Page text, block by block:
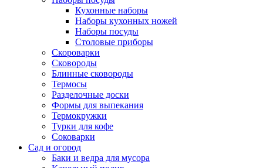
Кухонные наборы
Наборы кухонных ножей
Наборы посуды
Столовые приборы
Скороварки
Сковороды
Блинные сковороды
Термосы
Разделочные доски
Формы для выпекания
Термокружки
Турки для кофе
Соковарки
Сад и огород
Баки и ведра для мусора